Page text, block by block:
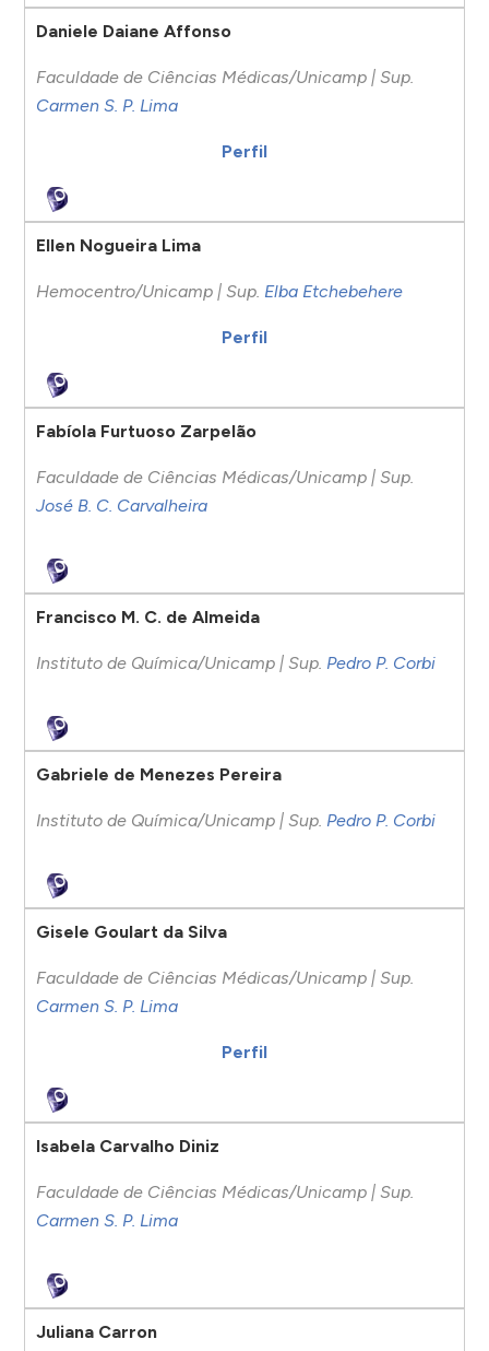
Daniele Daiane Affonso
Faculdade de Ciências Médicas/Unicamp | Sup.
Carmen S. P. Lima
Perfil
Ellen Nogueira Lima
Hemocentro/Unicamp | Sup. Elba Etchebehere
Perfil
Fabíola Furtuoso Zarpelão
Faculdade de Ciências Médicas/Unicamp | Sup.
José B. C. Carvalheira
Francisco M. C. de Almeida
Instituto de Química/Unicamp | Sup. Pedro P. Corbi
Gabriele de Menezes Pereira
Instituto de Química/Unicamp | Sup. Pedro P. Corbi
Gisele Goulart da Silva
Faculdade de Ciências Médicas/Unicamp | Sup.
Carmen S. P. Lima
Perfil
Isabela Carvalho Diniz
Faculdade de Ciências Médicas/Unicamp | Sup.
Carmen S. P. Lima
Juliana Carron